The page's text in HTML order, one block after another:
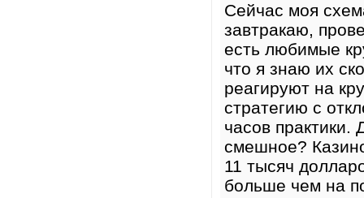
Сейчас моя
завтракаю,
есть любимые
что я знаю их
реагируют на
стратегию с
часов
смешное?
11 тысяч
больше чем на